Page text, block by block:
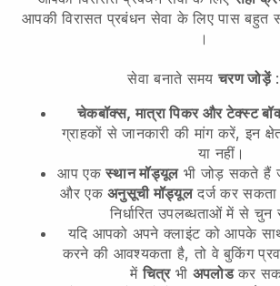
आपकी विरासत प्रबंधन सेवा के लिएपास बहुत
।
सेवा बनाते समयचरण जोड़ें:
चेकबॉक्स, मात्रा पिकर और टेक्स्ट
ग्राहकों से जानकारी की मांग करें, इन
या नहीं।
आप एकस्थान मॉड्यूलभी जोड़ सकते हैं
और एकअनुसूची मॉड्यूलदर्ज कर सकता
निर्धारित उपलब्धताओं में से
यदि आपको अपने क्लाइंट को आपके
करने की आवश्यकता है, तो वे बुकिंग
मेंचित्रभी अपलोडकर